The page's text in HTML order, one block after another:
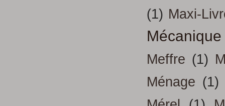
(1) Maxi-
Mécanique
Meffre (1)
Ménage (1)